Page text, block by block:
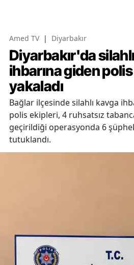
Amed TV | Diyarbakır
Diyarbakır'da
ihbarına giden
yakaladı
Bağlar ilçesinde silahlı kavga
polis ekipleri, 4 ruhsatsız
geçirildiği operasyonda 6
tutuklandı.